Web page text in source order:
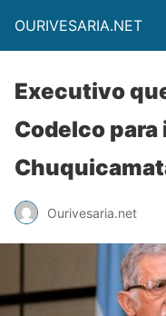
OURIVESARIA.NET
Executivo
Codelco
Ourivesaria.net